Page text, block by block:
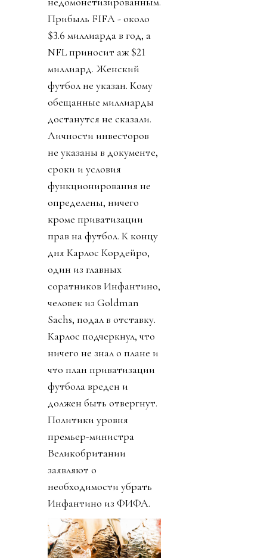
Прибыль FIFA - около
$3.6 миллиарда в год, а
NFL приносит аж $21
миллиард. Женский
футбол не указан. Кому
обещанные миллиарды
достанутся не сказали.
Личности инвесторов
не указаны в документе,
сроки и условия
функционирования не
определены, ничего
кроме приватизации
прав на футбол. К концу
дня Карлос Кордейро,
один из главных
соратников Инфантино,
человек из Goldman
Sachs, подал в отставку.
Карлос подчеркнул, что
ничего не знал о плане и
что план приватизации
футбола вреден и
должен быть отвергнут.
Политики уровня
премьер-министра
Великобритании
заявляют о
необходимости убрать
Инфантино из ФИФА.